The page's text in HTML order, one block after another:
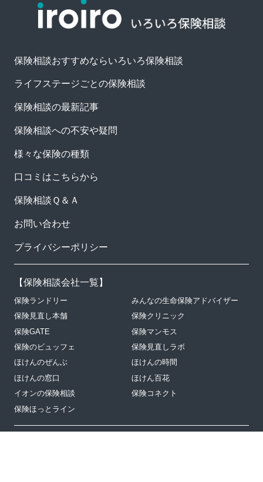
保険相談おすすめならいろいろ保険相談
ライフステージごとの保険相談
保険相談の最新記事
保険相談への不安や疑問
様々な保険の種類
口コミはこちらから
保険相談Ｑ＆Ａ
お問い合わせ
プライバシーポリシー
【保険相談会社一覧】
保険ランドリー
みんなの生命保険アドバイザー
保険見直し本舗
保険クリニック
保険GATE
保険マンモス
保険のビュッフェ
保険見直しラボ
ほけんのぜんぶ
ほけんの時間
ほけんの窓口
ほけん百花
イオンの保険相談
保険コネクト
保険ほっとライン